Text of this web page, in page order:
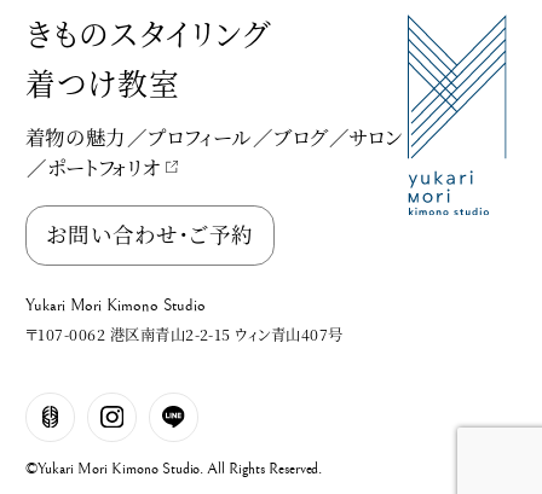
Yukari Mori Kimono Studio
きものスタイリング
着つけ教室
着物の魅力 プロフィール ブログ
サロン
ポートフォリオ
お問い合わせ・ご予約
Yukari Mori Kimono Studio
〒107-0062 港区南青山2-2-15 ウィン青山407号
©Yukari Mori Kimono Studio. All Rights Reserved.